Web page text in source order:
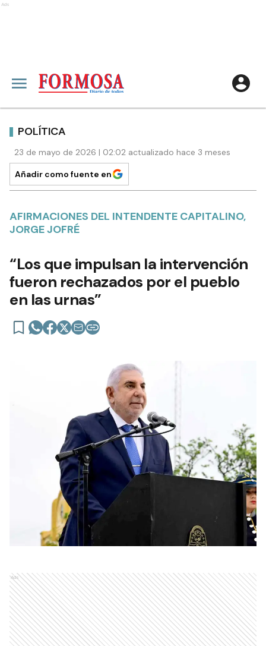
Ads
POLÍTICA
23 de mayo de 2026 | 02:02 actualizado hace 3 meses
Añadir como fuente en
AFIRMACIONES DEL INTENDENTE CAPITALINO,
JORGE JOFRÉ
“Los que impulsan la intervención
fueron rechazados por el pueblo
en las urnas”
Ads